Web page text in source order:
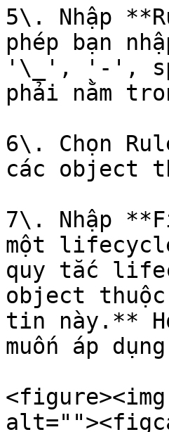
5\. Nhập
phép bạn
'\_', '-',
phải nằm
6\. Chọn
các object
7\. Nhập
một
quy tắc
object
tin này.**
muốn áp